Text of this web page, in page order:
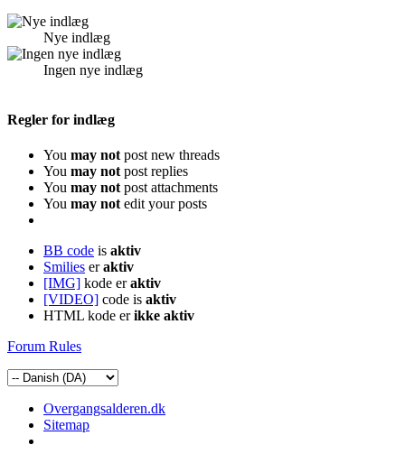
Nye indlæg
Ingen nye indlæg
Regler for indlæg
You may not post new threads
You may not post replies
You may not post attachments
You may not edit your posts
BB code is aktiv
Smilies eraktiv
[IMG] kode eraktiv
[VIDEO] code is aktiv
HTML kode erikke aktiv
Forum Rules
Overgangsalderen.dk
Sitemap